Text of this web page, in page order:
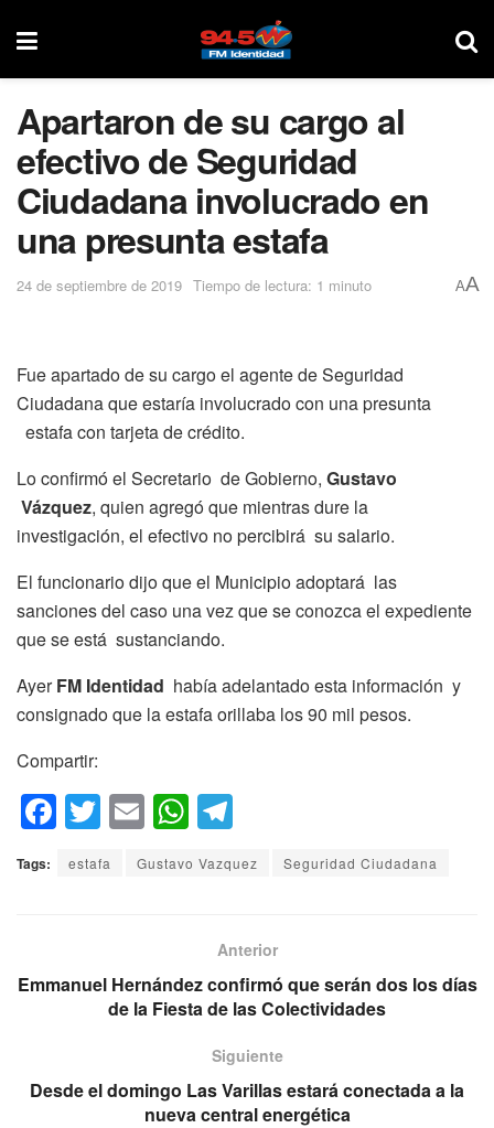
Apartaron de su cargo al
efectivo de Seguridad
Ciudadana involucrado en
una presunta estafa
24 de septiembre de 2019 Tiempo de lectura: 1 minuto AA
Fue apartado de su cargo el agente de Seguridad
Ciudadana que estaría involucrado con una presunta
estafa con tarjeta de crédito.
Lo confirmó el Secretario de Gobierno, Gustavo
Vázquez, quien agregó que mientras dure la
investigación, el efectivo no percibirá su salario.
El funcionario dijo que el Municipio adoptará las
sanciones del caso una vez que se conozca el expediente
que se está sustanciando.
AyerFM Identidad había adelantado esta información y
consignado que la estafa orillaba los 90 mil pesos.
Compartir:
F
a
c
o
T
wi
tt
E
m
ail
W
h
at
p
p
e
a
m
Tags: estafa Gustavo Vazquez Seguridad Ciudadana
Anterior
Emmanuel Hernández confirmó que serán dos los días
de la Fiesta de las Colectividades
Siguiente
Desde el domingo Las Varillas estará conectada a la
nueva central energética